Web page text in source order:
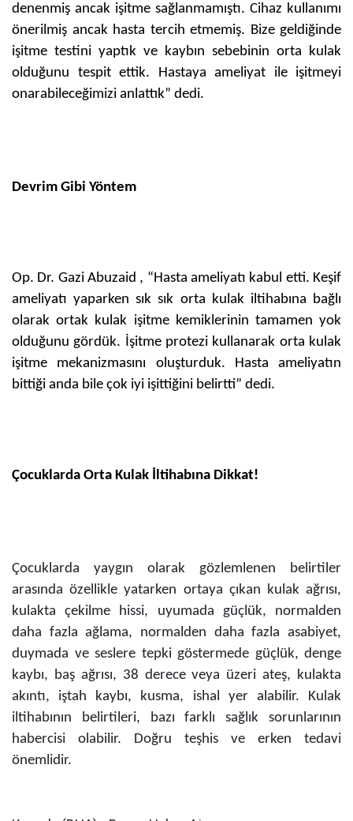
denenmiş ancak işitme sağlanmamıştı. Cihaz kullanımı
önerilmiş ancak hasta tercih etmemiş. Bize geldiğinde
işitme testini yaptık ve kaybın sebebinin orta kulak
olduğunu tespit ettik. Hastaya ameliyat ile işitmeyi
onarabileceğimizi anlattık” dedi.
Devrim Gibi Yöntem
Op. Dr. Gazi Abuzaid , “Hasta ameliyatı kabul etti. Keşif
ameliyatı yaparken sık sık orta kulak iltihabına bağlı
olarak ortak kulak işitme kemiklerinin tamamen yok
olduğunu gördük. İşitme protezi kullanarak orta kulak
işitme mekanizmasını oluşturduk. Hasta ameliyatın
bittiği anda bile çok iyi işittiğini belirtti” dedi.
Çocuklarda Orta Kulak İltihabına Dikkat!
Çocuklarda yaygın olarak gözlemlenen belirtiler
arasında özellikle yatarken ortaya çıkan kulak ağrısı,
kulakta çekilme hissi, uyumada güçlük, normalden
daha fazla ağlama, normalden daha fazla asabiyet,
duymada ve seslere tepki göstermede güçlük, denge
kaybı, baş ağrısı, 38 derece veya üzeri ateş, kulakta
akıntı, iştah kaybı, kusma, ishal yer alabilir. Kulak
iltihabının belirtileri, bazı farklı sağlık sorunlarının
habercisi olabilir. Doğru teşhis ve erken tedavi
önemlidir.